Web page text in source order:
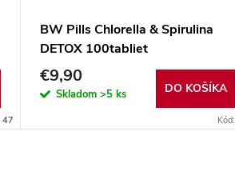
47
BW Pills Chlorella & Spirulina
DETOX 100tabliet
€9,90
Skladom >5 ks DO KOŠÍKA
Kód: